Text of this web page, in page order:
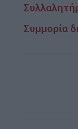
Συμμορία